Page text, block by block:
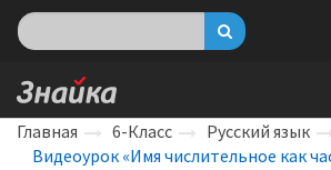
Главная 6-Класс
Русский язык
Видеоурок «Имя числительное как